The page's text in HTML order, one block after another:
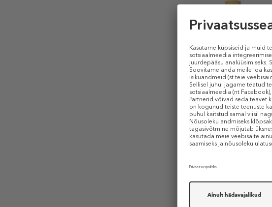
COMFORT ZONE
Sun Soul Milk SPF 50+ Kids
Päikesekaitsepiim
39,99 € 31,99 €
150 ml (0,21 € / 1 ml)